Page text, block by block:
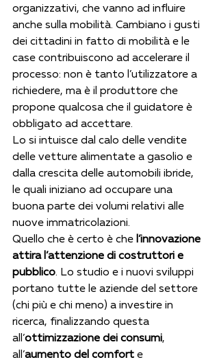
organizzativi, che vanno ad influire
anche sulla mobilità. Cambiano i gusti
dei cittadini in fatto di mobilità e le
case contribuiscono ad accelerare il
processo: non è tanto l’utilizzatore a
richiedere, ma è il produttore che
propone qualcosa che il guidatore è
obbligato ad accettare.
Lo si intuisce dal calo delle vendite
delle vetture alimentate a gasolio e
dalla crescita delle automobili ibride,
le quali iniziano ad occupare una
buona parte dei volumi relativi alle
nuove immatricolazioni.
Quello che è certo è che l’innovazione
attira l’attenzione di costruttori e
pubblico. Lo studio e i nuovi sviluppi
portano tutte le aziende del settore
(chi più e chi meno) a investire in
ricerca, finalizzando questa
all’ottimizzazione dei consumi,
all’aumento del comfort e